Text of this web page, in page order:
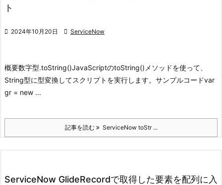
ト
 2024年10月20日  ServiceNow
概要数字型.toString()JavaScriptのtoString()メソッドを使って、
String型に型変換してスクリプトを実行します。 サンプルコードvar
gr = new ...
記事を読む ServiceNow toStr ...
ServiceNow GlideRecordで取得した要素を配列に入